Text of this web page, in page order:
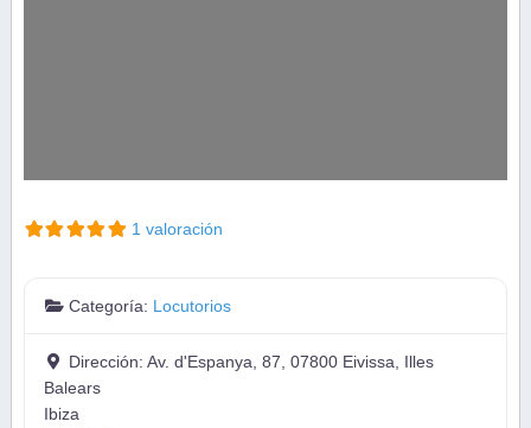
1 valoración
Categoría: Locutorios
Dirección:Av. d'Espanya, 87, 07800 Eivissa, Illes
Balears
Ibiza